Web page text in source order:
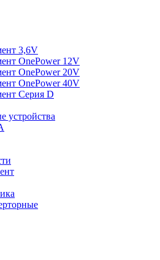
3,6V
OnePower 12V
OnePower 20V
OnePower 40V
Серия D
устройства